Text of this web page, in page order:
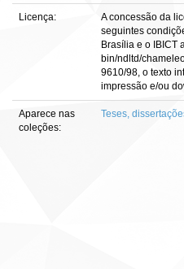
Licença:
A concessão da
seguintes
Brasília e o IBICT
bin/ndltd/
9610/98, o texto
impressão e/ou
Aparece nas
coleções:
Teses,